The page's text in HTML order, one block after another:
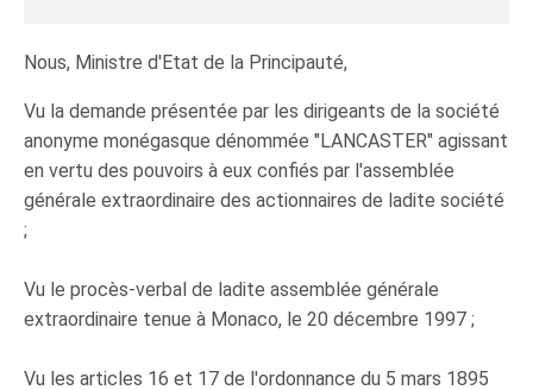
Nous, Ministre d'Etat de la Principauté,
Vu la demande présentée par les dirigeants de la société
anonyme monégasque dénommée "LANCASTER" agissant
en vertu des pouvoirs à eux confiés par l'assemblée
générale extraordinaire des actionnaires de ladite société
;
Vu le procès-verbal de ladite assemblée générale
extraordinaire tenue à Monaco, le 20 décembre 1997 ;
Vu les articles 16 et 17 de l'ordonnance du 5 mars 1895